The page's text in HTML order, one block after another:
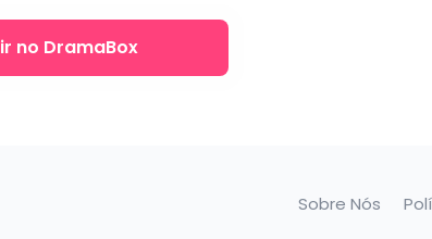
no DramaBox
Sobre Nós